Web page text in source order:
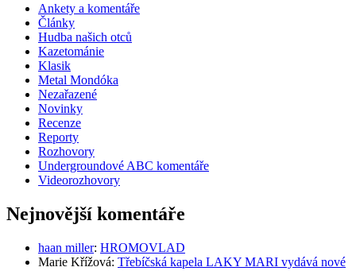
Ankety a komentáře
Články
Hudba našich otců
Kazetománie
Klasik
Metal Mondóka
Nezařazené
Novinky
Recenze
Reporty
Rozhovory
Undergroundové ABC komentáře
Videorozhovory
Nejnovější komentáře
haan miller: HROMOVLAD
Marie Křížová: Třebíčská kapela LAKY MARI vydává nové